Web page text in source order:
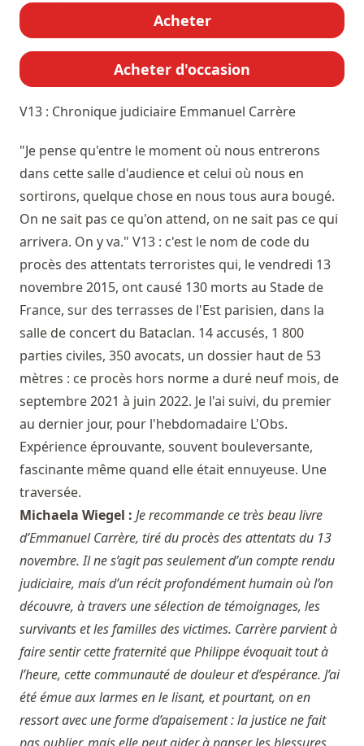
Acheter
Acheter d'occasion
V13 : Chronique judiciaire Emmanuel Carrère
"Je pense qu'entre le moment où nous entrerons
dans cette salle d'audience et celui où nous en
sortirons, quelque chose en nous tous aura bougé.
On ne sait pas ce qu'on attend, on ne sait pas ce qui
arrivera. On y va." V13 : c'est le nom de code du
procès des attentats terroristes qui, le vendredi 13
novembre 2015, ont causé 130 morts au Stade de
France, sur des terrasses de l'Est parisien, dans la
salle de concert du Bataclan. 14 accusés, 1 800
parties civiles, 350 avocats, un dossier haut de 53
mètres : ce procès hors norme a duré neuf mois, de
septembre 2021 à juin 2022. Je l'ai suivi, du premier
au dernier jour, pour l'hebdomadaire L'Obs.
Expérience éprouvante, souvent bouleversante,
fascinante même quand elle était ennuyeuse. Une
traversée.
Michaela Wiegel : Je recommande ce très beau livre
d’Emmanuel Carrère, tiré du procès des attentats du 13
novembre. Il ne s’agit pas seulement d’un compte rendu
judiciaire, mais d’un récit profondément humain où l’on
découvre, à travers une sélection de témoignages, les
survivants et les familles des victimes. Carrère parvient à
faire sentir cette fraternité que Philippe évoquait tout à
l’heure, cette communauté de douleur et d’espérance. J’ai
été émue aux larmes en le lisant, et pourtant, on en
ressort avec une forme d’apaisement : la justice ne fait